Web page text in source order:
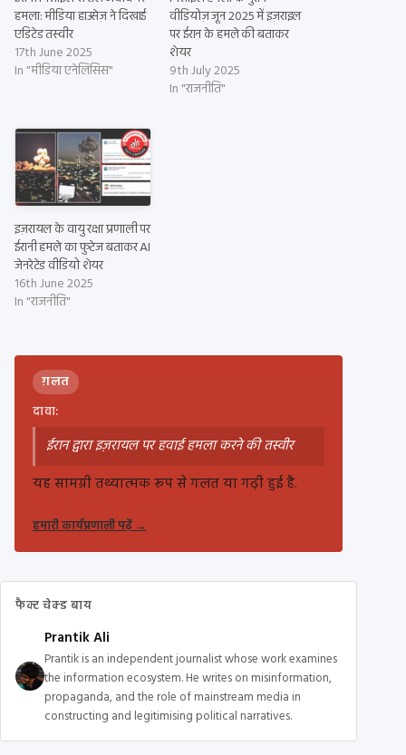
हमला: मीडिया हाउसेज़ ने दिखाई
एडिटेड तस्वीर
17th June 2025
In "मीडिया एनेलिसिस"
वीडियोज़ जून 2025 में इज़राइल
पर ईरान के हमले की बताकर
शेयर
9th July 2025
In "राजनीति"
इज़रायल के वायु रक्षा प्रणाली पर
ईरानी हमले का फुटेज बताकर AI
जेनरेटेड वीडियो शेयर
16th June 2025
In "राजनीति"
ग़लत
दावा:
ईरान द्वारा इज़रायल पर हवाई हमला करने की तस्वीर
यह सामग्री तथ्यात्मक रूप से गलत या गढ़ी हुई है.
हमारी कार्यप्रणाली पढ़ें→
फैक्ट चेक्ड बाय
Prantik Ali
Prantik is an independent journalist whose work examines
the information ecosystem. He writes on misinformation,
propaganda, and the role of mainstream media in
constructing and legitimising political narratives.